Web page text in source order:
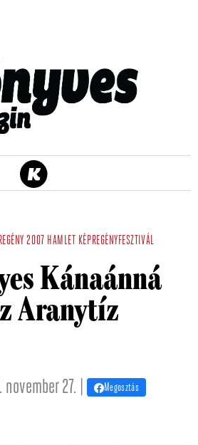
2007 HAMLET KÉPREGÉNYFESZTIVÁL
Kánaánná
Aranytíz
27. | Megosztás